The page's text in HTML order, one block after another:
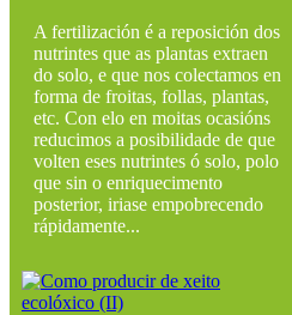
A fertilización é a reposición dos
nutrintes que as plantas extraen
do solo, e que nos colectamos en
forma de froitas, follas, plantas,
etc. Con elo en moitas ocasións
reducimos a posibilidade de que
volten eses nutrintes ó solo, polo
que sin o enriquecimento
posterior, iriase empobrecendo
rápidamente...